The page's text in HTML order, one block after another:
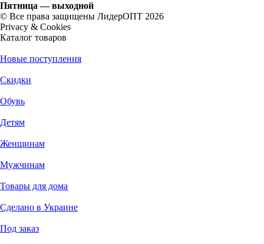
Пятница — выходной
© Все права защищены ЛидерОПТ 2026
Privacy & Cookies
Каталог товаров
Новые поступления
Скидки
Обувь
Детям
Женщинам
Мужчинам
Товары для дома
Сделано в Украине
Под заказ